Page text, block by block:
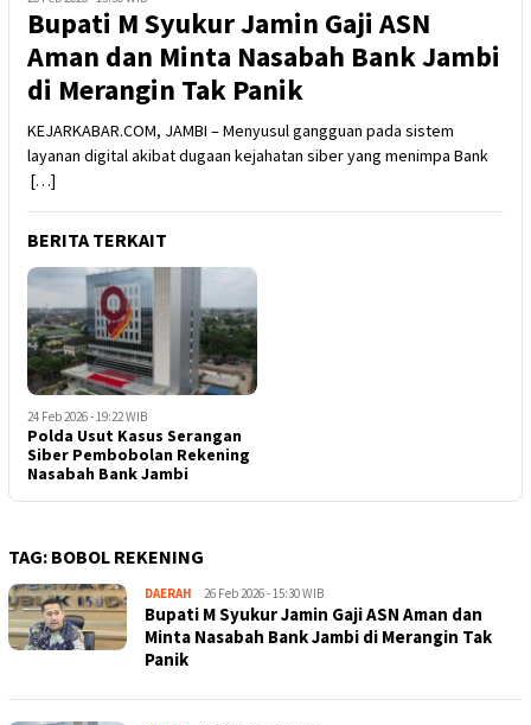
Bupati M Syukur Jamin Gaji ASN
Aman dan Minta Nasabah Bank Jambi
di Merangin Tak Panik
KEJARKABAR.COM, JAMBI – Menyusul gangguan pada sistem
layanan digital akibat dugaan kejahatan siber yang menimpa Bank
[…]
BERITA TERKAIT
24 Feb 2026 - 19:22 WIB
Polda Usut Kasus Serangan
Siber Pembobolan Rekening
Nasabah Bank Jambi
TAG: BOBOL REKENING
DAERAH Kejar
Kabar
26 Feb 2026 - 15:30 WIB
Bupati M Syukur Jamin Gaji ASN Aman dan
Minta Nasabah Bank Jambi di Merangin Tak
Panik